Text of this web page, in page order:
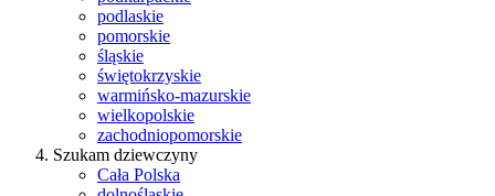
podlaskie
pomorskie
śląskie
świętokrzyskie
warmińsko-mazurskie
wielkopolskie
zachodniopomorskie
Szukam dziewczyny
Cała Polska